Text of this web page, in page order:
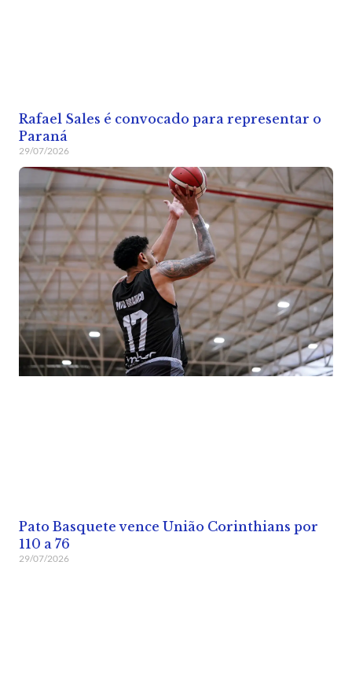
Rafael Sales é convocado para representar o
Paraná
29/07/2026
Pato Basquete vence União Corinthians por
110 a 76
29/07/2026